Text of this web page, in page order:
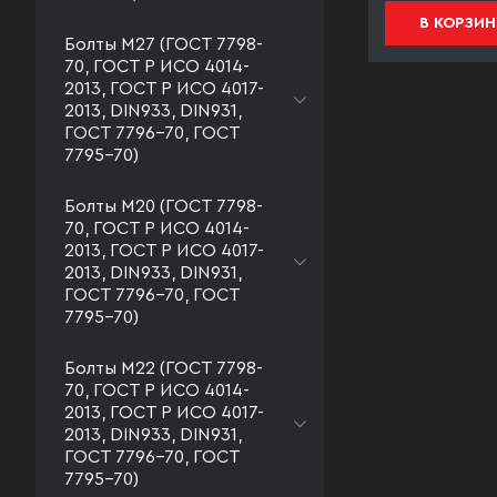
Болты М27 (ГОСТ 7798-
70, ГОСТ Р ИСО 4014-
2013, ГОСТ Р ИСО 4017-
2013, DIN933, DIN931,
ГОСТ 7796-70, ГОСТ
7795-70)
Болты М20 (ГОСТ 7798-
70, ГОСТ Р ИСО 4014-
2013, ГОСТ Р ИСО 4017-
2013, DIN933, DIN931,
ГОСТ 7796-70, ГОСТ
7795-70)
Болты М22 (ГОСТ 7798-
70, ГОСТ Р ИСО 4014-
2013, ГОСТ Р ИСО 4017-
2013, DIN933, DIN931,
ГОСТ 7796-70, ГОСТ
7795-70)
В